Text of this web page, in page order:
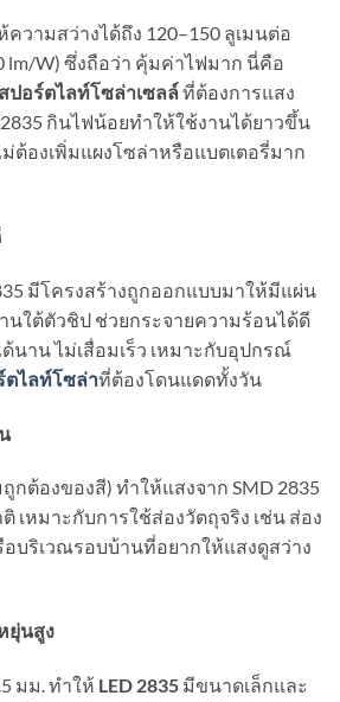
ความสว่างได้ถึง 120–150 ลูเมนต่อ
lm/W) ซึ่งถือว่า คุ้มค่าไฟมาก นี่คือ
สปอร์ตไลท์โซล่าเซลล์ ที่ต้องการแสง
กินไฟน้อยทำให้ใช้งานได้ยาวขึ้น
ต้องเพิ่มแผงโซล่าหรือแบตเตอรี่มาก
มีโครงสร้างถูกออกแบบมาให้มีแผ่น
นใต้ตัวชิป ช่วยกระจายความร้อนได้ดี
นาน ไม่เสื่อมเร็ว เหมาะกับอุปกรณ์
ตไลท์โซล่าที่ต้องโดนแดดทั้งวัน
กต้องของสี) ทำให้แสงจาก SMD 2835
เหมาะกับการใช้ส่องวัตถุจริง เช่น ส่อง
บริเวณรอบบ้านที่อยากให้แสงดูสว่าง
ยุ่นสูง
มม. ทำให้ LED 2835 มีขนาดเล็กและ